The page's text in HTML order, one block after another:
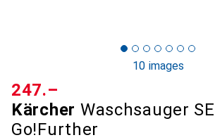
10 images
Kärcher Waschsauger
Go!Further
CHF
247.–